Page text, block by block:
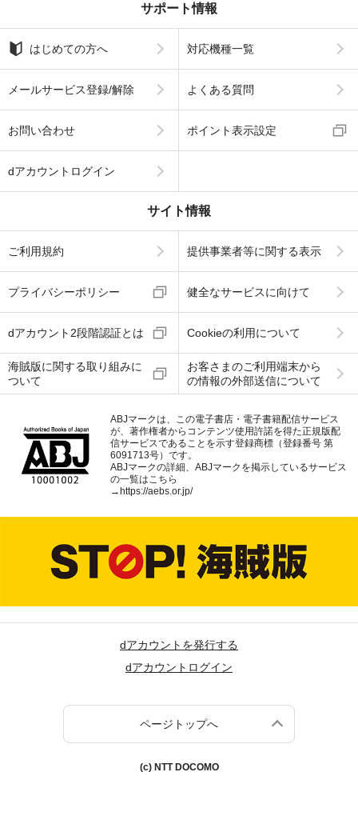
サポート情報
はじめての方へ 対応機種一覧
メールサービス登録/解除 よくある質問
お問い合わせ ポイント表示設定
dアカウントログイン
サイト情報
ご利用規約 提供事業者等に関する表示
プライバシーポリシー 健全なサービスに向けて
dアカウント2段階認証とは Cookieの利用について
海賊版に関する取り組みに
ついて
お客さまのご利用端末から
の情報の外部送信について
ABJマークは、この電子書店・電子書籍配信サービス
が、著作権者からコンテンツ使用許諾を得た正規版配
信サービスであることを示す登録商標（登録番号 第
6091713号）です。
ABJマークの詳細、ABJマークを掲示しているサービス
の一覧はこちら
→https://aebs.or.jp/
dアカウントを発行する
dアカウントログイン
ページトップへ
(c) NTT DOCOMO